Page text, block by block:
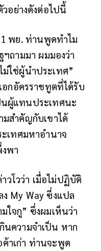
วอย่างดังต่อไปนี้
พย. ท่านพูดทำไม
ถามมา ผมมองว่า
ม่ใช่ผู้นำประเทศ”
อกอัครราชทูตที่ได้รับ
นผู้แทนประเทศนะ
มสำคัญกับเขาได้
ะเทศมหาอำนาจ
พา
วโวว่า เมื่อไม่ปฏิบัติ
My Way ซึ่งแปล
ใจกู” ซึ่งผมเห็นว่า
นความจำเป็น หาก
าเก่า ท่านจะพูด